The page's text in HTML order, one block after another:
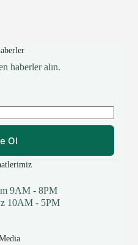
haberler alın.
Ol
9AM - 8PM
10AM - 5PM